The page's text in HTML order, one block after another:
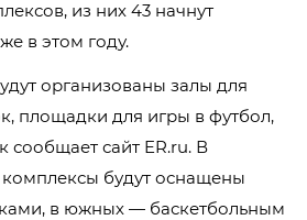
из них 43 начнут
в этом году.
организованы залы для
площадки для игры в футбол,
сообщает сайт ER.ru. В
будут оснащены
в южных — баскетбольным